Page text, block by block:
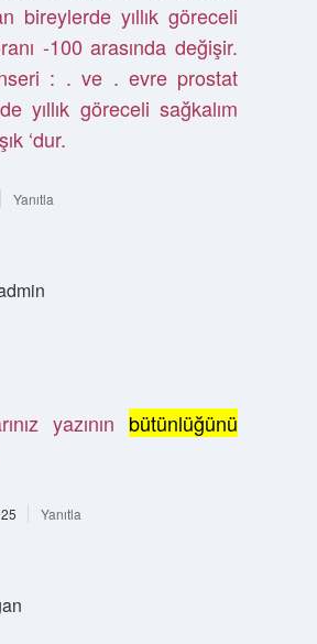
bireylerde yıllık göreceli
-100 arasında değişir.
: . ve . evre prostat
yıllık göreceli sağkalım
‘dur.
Yanıtla
yazının bütünlüğünü
Yanıtla